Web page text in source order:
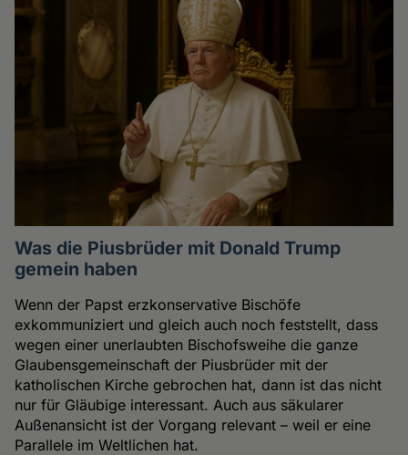
Was die Piusbrüder mit Donald Trump
gemein haben
Wenn der Papst erzkonservative Bischöfe
exkommuniziert und gleich auch noch feststellt, dass
wegen einer unerlaubten Bischofsweihe die ganze
Glaubensgemeinschaft der Piusbrüder mit der
katholischen Kirche gebrochen hat, dann ist das nicht
nur für Gläubige interessant. Auch aus säkularer
Außenansicht ist der Vorgang relevant – weil er eine
Parallele im Weltlichen hat.